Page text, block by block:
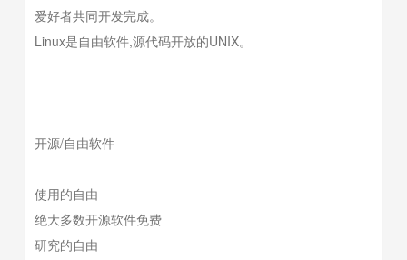
爱好者共同开发完成。
Linux是自由软件,源代码开放的UNIX。
开源/自由软件
使用的自由
绝大多数开源软件免费
研究的自由